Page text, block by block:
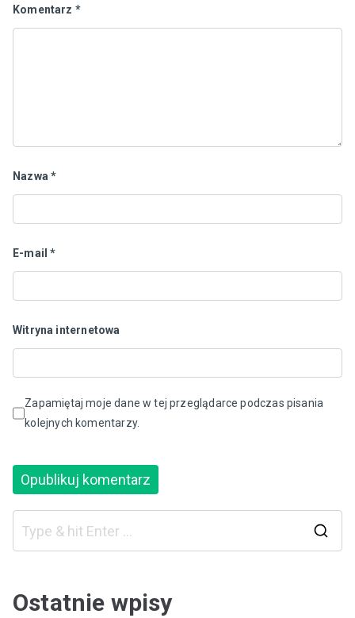
Komentarz *
Nazwa*
E-mail*
Witryna internetowa
Zapamiętaj moje dane w tej przeglądarce podczas pisania
kolejnych komentarzy.
Ostatnie wpisy